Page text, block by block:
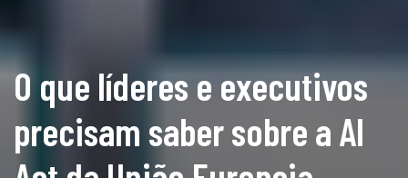
O que líderes e executivos
precisam saber sobre a AI